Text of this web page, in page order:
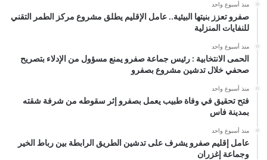
منذ أسبوع واحد
صفرو تعزز بنيتها البيئية.. عامل الإقليم يطلق مشروع مركز الطمر التقني
للنفايات المنزلية
منذ أسبوع واحد
الحمى الانتخابية : رئيس جماعة صفرو يمنع مسؤول من الإدلاء بتصريح
صحفي خلال تدشين مشروع بصفرو
منذ أسبوع واحد
فتح تحقيق في وفاة طبيب يعمل بصفرو إثر سقوطه من شرفة شقته
بمدينة فاس
منذ أسبوع واحد
عامل إقليم صفرو يشرف على تدشين الطريق الرابطة بين رباط الخير
وجماعة إغزران